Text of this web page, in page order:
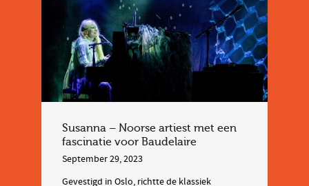
Susanna – Noorse artiest met een
fascinatie voor Baudelaire
September 29, 2023
Gevestigd in Oslo, richtte de klassiek